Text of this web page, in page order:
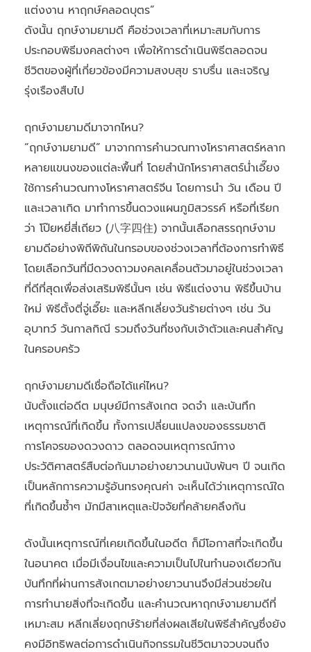
แต่งงาน หาฤกษ์คลอดบุตร”
ดังนั้น ฤกษ์งามยามดี คือช่วงเวลาที่เหมาะสมกับการ
ประกอบพิธีมงคลต่างๆ เพื่อให้การดำเนินพิธีตลอดจน
ชีวิตของผู้ที่เกี่ยวข้องมีความสงบสุข ราบรื่น และเจริญ
รุ่งเรืองสืบไป
ฤกษ์งามยามดีมาจากไหน?
“ฤกษ์งามยามดี” มาจากการคำนวณทางโหราศาสตร์หลาก
หลายแขนงของแต่ละพื้นที่ โดยสำนักโหราศาสตร์น่ำเอี๊ยง
ใช้การคำนวณทางโหราศาสตร์จีน โดยการนำ วัน เดือน ปี
และเวลาเกิด มาทำการขึ้นดวงแผนภูมิสวรรค์ หรือที่เรียก
ว่า โป๊ยหยี่สี่เถียว (八字四住) จากนั้นเลือกสรรฤกษ์งาม
ยามดีอย่างพิถีพิถันในกรอบของช่วงเวลาที่ต้องการทำพิธี
โดยเลือกวันที่มีดวงดาวมงคลเคลื่อนตัวมาอยู่ในช่วงเวลา
ที่ดีที่สุดเพื่อส่งเสริมพิธีนั้นๆ เช่น พิธีแต่งงาน พิธีขึ้นบ้าน
ใหม่ พิธีตั้งตี่จู่เอี๊ยะ และหลีกเลี่ยงวันร้ายต่างๆ เช่น วัน
อุบาทว์ วันกาลกิณี รวมถึงวันที่ชงกับเจ้าตัวและคนสำคัญ
ในครอบครัว
ฤกษ์งามยามดีเชื่อถือได้แค่ไหน?
นับตั้งแต่อดีต มนุษย์มีการสังเกต จดจำ และบันทึก
เหตุการณ์ที่เกิดขึ้น ทั้งการเปลี่ยนแปลงของธรรมชาติ
การโคจรของดวงดาว ตลอดจนเหตุการณ์ทาง
ประวัติศาสตร์สืบต่อกันมาอย่างยาวนานนับพันๆ ปี จนเกิด
เป็นหลักการความรู้อันทรงคุณค่า จะเห็นได้ว่าเหตุการณ์ใด
ที่เกิดขึ้นซ้ำๆ มักมีสาเหตุและปัจจัยที่คล้ายคลึงกัน
ดังนั้นเหตุการณ์ที่เคยเกิดขึ้นในอดีต ก็มีโอกาสที่จะเกิดขึ้น
ในอนาคต เมื่อมีเงื่อนไขและความเป็นไปในทำนองเดียวกัน
บันทึกที่ผ่านการสังเกตมาอย่างยาวนานจึงมีส่วนช่วยใน
การทำนายสิ่งที่จะเกิดขึ้น และคำนวณหาฤกษ์งามยามดีที่
เหมาะสม หลีกเลี่ยงฤกษ์ร้ายที่ส่งผลเสียในพิธีสำคัญซึ่งยัง
คงมีอิทธิพลต่อการดำเนินกิจกรรมในชีวิตมาจวบจนถึง